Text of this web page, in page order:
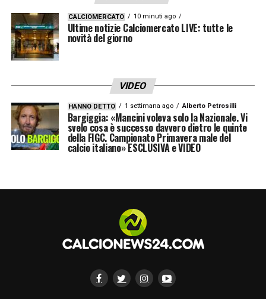
CALCIOMERCATO 10 minuti ago
Ultime notizie Calciomercato LIVE: tutte le
novità del giorno
VIDEO
HANNO DETTO 1 settimana ago Alberto Petrosilli
Bargiggia: «Mancini voleva solo la Nazionale. Vi
svelo cosa è successo davvero dietro le quinte
della FIGC. Campionato Primavera male del
calcio italiano» ESCLUSIVA e VIDEO